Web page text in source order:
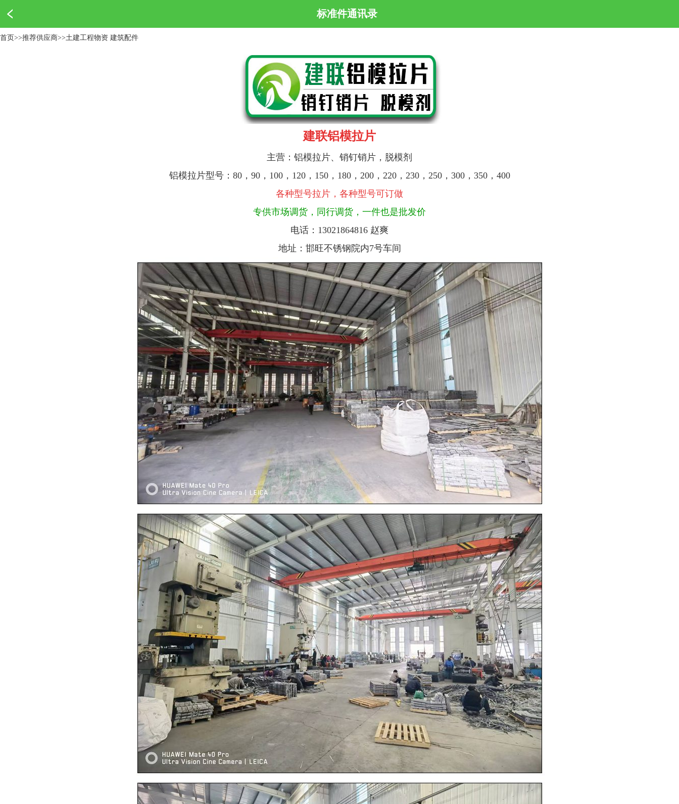
标准件通讯录
首页>>推荐供应商>>土建工程物资 建筑配件
建联铝模拉片
主营：铝模拉片、 销钉销片，脱模剂
铝模拉片型号： 80，90，100，120，150，180，200，220，230，250，300，350，400
各种型号拉片，各种型号可订做
专供市场调货，同行调货，一件也是批发价
电话： 13021864816 赵爽
地址：邯旺不锈钢院内7号车间